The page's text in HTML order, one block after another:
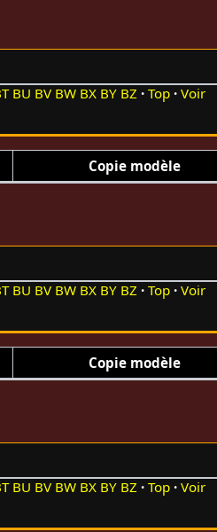
BU BV BW BX BY BZ Top
Voir
Copie modèle
BU BV BW BX BY BZ Top
Voir
Copie modèle
BU BV BW BX BY BZ Top
Voir